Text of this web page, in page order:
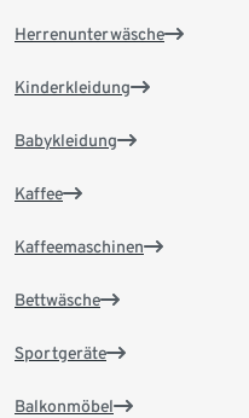
Herrenunterwäsche
Kinderkleidung
Babykleidung
Kaffee
Kaffeemaschinen
Bettwäsche
Sportgeräte
Balkonmöbel